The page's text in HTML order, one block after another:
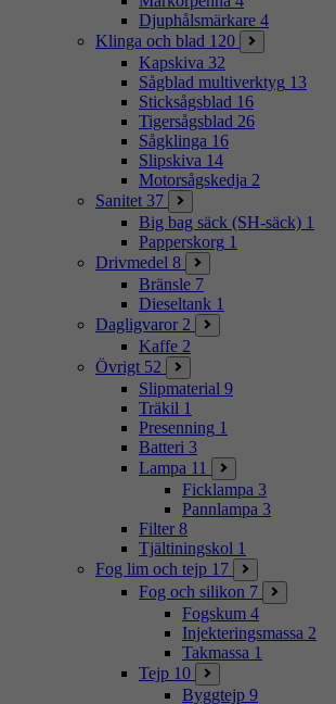
Djuphålsmärkare 4
Klinga och blad 120
Kapskiva 32
Sågblad multiverktyg 13
Sticksågsblad 16
Tigersågsblad 26
Sågklinga 16
Slipskiva 14
Motorsågskedja 2
Sanitet 37
Big bag säck (SH-säck) 1
Papperskorg 1
Drivmedel 8
Bränsle 7
Dieseltank 1
Dagligvaror 2
Kaffe 2
Övrigt 52
Slipmaterial 9
Träkil 1
Presenning 1
Batteri 3
Lampa 11
Ficklampa 3
Pannlampa 3
Filter 8
Tjältiningskol 1
Fog lim och tejp 17
Fog och silikon 7
Fogskum 4
Injekteringsmassa 2
Takmassa 1
Tejp 10
Byggtejp 9